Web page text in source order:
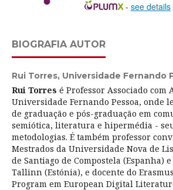
- see details
BIOGRAFIA AUTOR
Rui Torres, Universidade Fernando
Rui Torres é Professor Associado com
Universidade Fernando Pessoa, onde
de graduação e pós-graduação em
semiótica, literatura e hipermédia -
metodologias. É também professor
Mestrados da Universidade Nova de
de Santiago de Compostela (Espanha)
Tallinn (Estónia), e docente do
Program em European Digital